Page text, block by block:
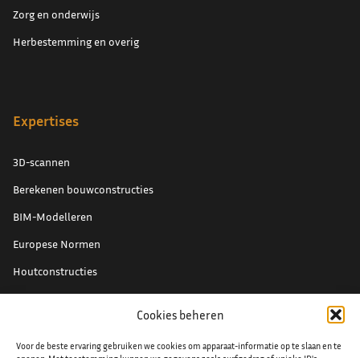
Cookies beheren
Voor de beste ervaring gebruiken we cookies om apparaat-informatie op te slaan en te
Zorg en onderwijs
Herbestemming en overig
Expertises
3D-scannen
Berekenen bouwconstructies
BIM-Modelleren
Europese Normen
Houtconstructies
Renovatieprojecten
Staal detaillering